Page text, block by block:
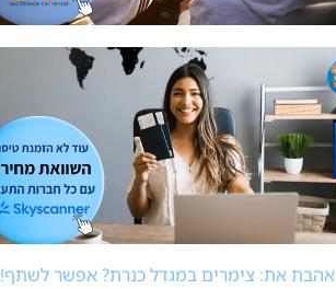
אהבת את: צימרים במגדל כנרת? אפשר לשתף!